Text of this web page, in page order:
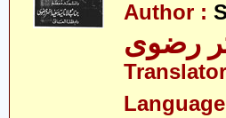
Author :
رضوی